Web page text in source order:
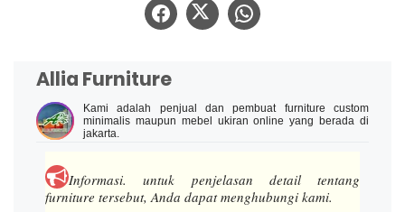
Allia Furniture
Kami adalah penjual dan pembuat furniture custom
minimalis maupun mebel ukiran online yang berada di
jakarta.
Informasi.untuk penjelasan detail tentang
furniture tersebut, Anda dapat menghubungi kami.